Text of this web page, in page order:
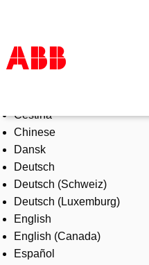
Products & Solutions
Industries
Services
About us
Where to buy
Contact us
Careers
Čeština
Chinese
Dansk
Deutsch
Deutsch (Schweiz)
Deutsch (Luxemburg)
English
English (Canada)
Español